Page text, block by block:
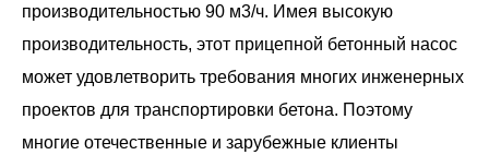
производительностью 90 м3/ч. Имея высокую
производительность, этот прицепной бетонный насос
может удовлетворить требования многих инженерных
проектов для транспортировки бетона. Поэтому
многие отечественные и зарубежные клиенты